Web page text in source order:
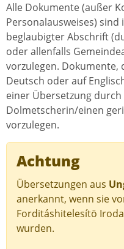
Alle Dokumente (außer
Personalausweises)
beglaubigter Abschrift
oder allenfalls
vorzulegen. Dokumente,
Deutsch oder auf
einer Übersetzung
Dolmetscherin/einen
vorzulegen.
Achtung
Übersetzungen aus
anerkannt, wenn sie
Forditáshitelesítö Iroda
wurden.